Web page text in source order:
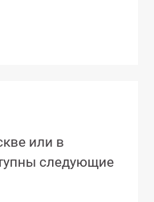
или в
следующие